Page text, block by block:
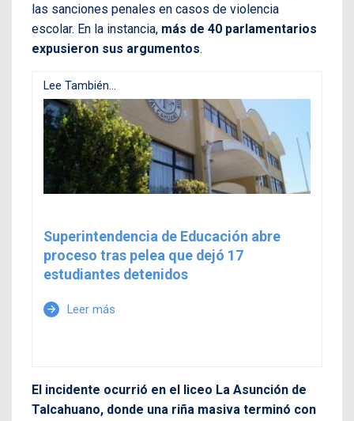
las sanciones penales en casos de violencia
escolar. En la instancia, más de 40 parlamentarios
expusieron sus argumentos.
Lee También...
Superintendencia de Educación abre
proceso tras pelea que dejó 17
estudiantes detenidos
arrow_forward Leer más
El incidente ocurrió en el liceo La Asunción de
Talcahuano, donde una riña masiva terminó con